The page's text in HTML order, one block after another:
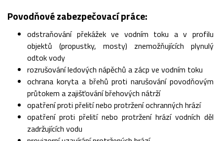
Povodňové zabezpečovací práce:
odstraňování překážek ve vodním toku a v profilu
objektů (propustky, mosty) znemožňujících plynulý
odtok vody
rozrušování ledových nápěchů a zácp ve vodním toku
ochrana koryta a břehů proti narušování povodňovým
průtokem a zajišťování břehových nátrží
opatření proti přelití nebo protržení ochranných hrází
opatření proti přelití nebo protržení hrází vodních děl
zadržujících vodu